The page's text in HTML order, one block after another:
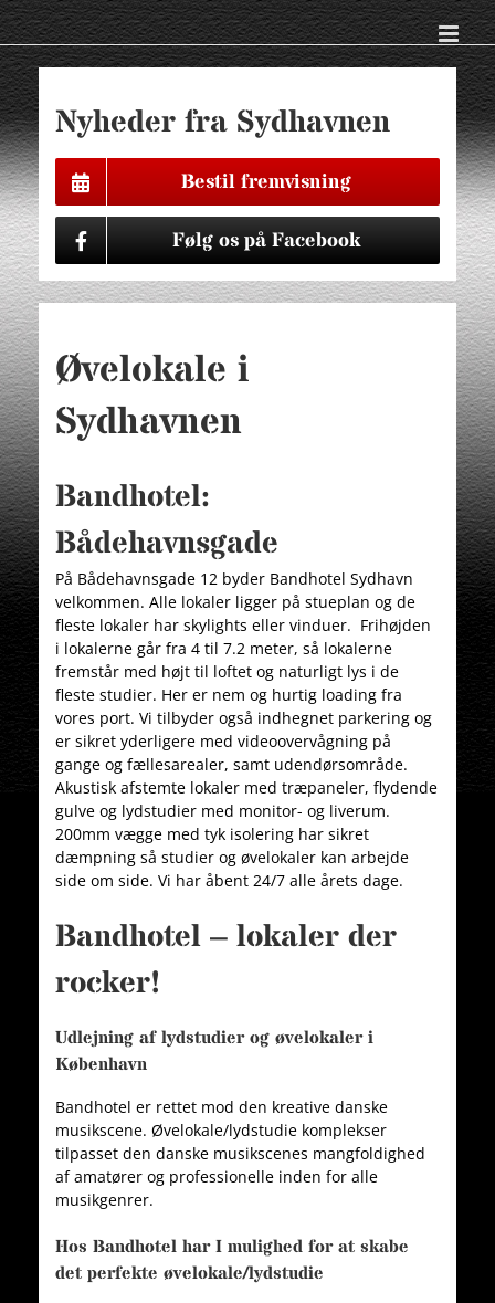
Skip
to
content
Nyheder fra Sydhavnen
Bestil fremvisning
Følg os på Facebook
Øvelokale i
Sydhavnen
Bandhotel:
Bådehavnsgade
På Bådehavnsgade 12 byder Bandhotel Sydhavn
velkommen. Alle lokaler ligger på stueplan og de
fleste lokaler har skylights eller vinduer. Frihøjden
i lokalerne går fra 4 til 7.2 meter, så lokalerne
fremstår med højt til loftet og naturligt lys i de
fleste studier. Her er nem og hurtig loading fra
vores port. Vi tilbyder også indhegnet parkering og
er sikret yderligere med videoovervågning på
gange og fællesarealer, samt udendørsområde.
Akustisk afstemte lokaler med træpaneler, flydende
gulve og lydstudier med monitor- og liverum.
200mm vægge med tyk isolering har sikret
dæmpning så studier og øvelokaler kan arbejde
side om side. Vi har åbent 24/7 alle årets dage.
Bandhotel – lokaler der
rocker!
Udlejning af lydstudier og øvelokaler i
København
Bandhotel er rettet mod den kreative danske
musikscene. Øvelokale/lydstudie komplekser
tilpasset den danske musikscenes mangfoldighed
af amatører og professionelle inden for alle
musikgenrer.
Hos Bandhotel har I mulighed for at skabe
det perfekte øvelokale/lydstudie